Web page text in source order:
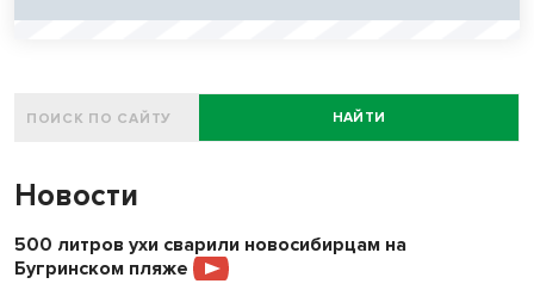
НАЙТИ
Новости
500 литров ухи сварили новосибирцам на
Бугринском пляже